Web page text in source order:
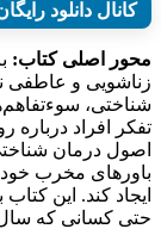
کانال دانلود
محور اصلی کتاب:
زناشویی و عاطفی
شناختی،
تفکر افراد درباره
اصول درمان
باورهای مخرب خود
ایجاد کند. این
حتی کسانی که